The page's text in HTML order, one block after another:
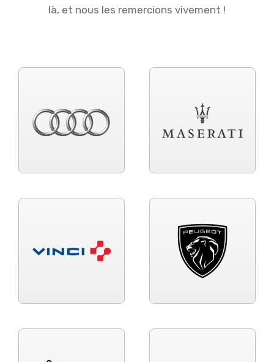
là, et nous les remercions vivement !